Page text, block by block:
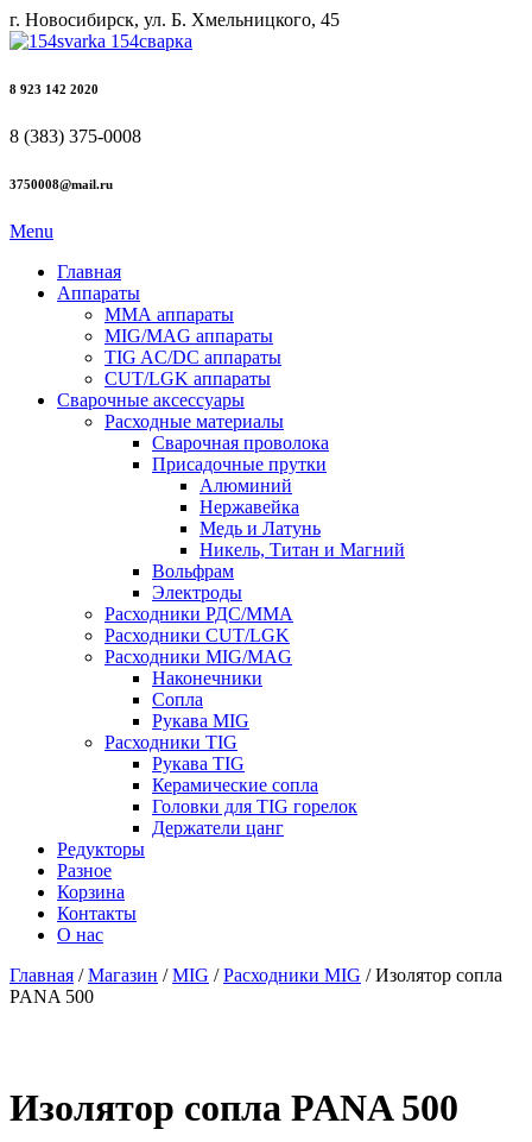
г. Новосибирск, ул. Б. Хмельницкого, 45
8 923 142 2020
8 (383) 375-0008
3750008@mail.ru
Menu
Главная
Аппараты
ММА аппараты
MIG/MAG аппараты
TIG AC/DC аппараты
CUT/LGK аппараты
Сварочные аксессуары
Расходные материалы
Сварочная проволока
Присадочные прутки
Алюминий
Нержавейка
Медь и Латунь
Никель, Титан и Магний
Вольфрам
Электроды
Расходники РДС/MMA
Расходники CUT/LGK
Расходники MIG/MAG
Наконечники
Сопла
Рукава MIG
Расходники TIG
Рукава TIG
Керамические сопла
Головки для TIG горелок
Держатели цанг
Редукторы
Разное
Корзина
Контакты
О нас
Главная /Магазин /MIG /Расходники MIG / Изолятор сопла
PANA 500
Изолятор сопла PANA 500